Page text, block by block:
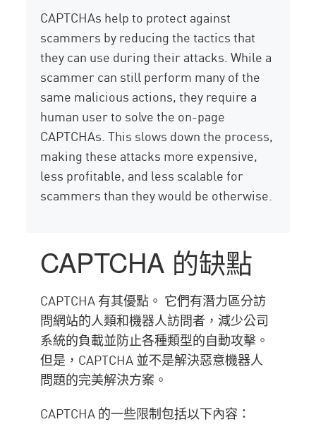
CAPTCHAs help to protect against
scammers by reducing the tactics that
they can use during their attacks. While a
scammer can still perform many of the
same malicious actions, they require a
human user to solve the on-page
CAPTCHAs. This slows down the process,
making these attacks more expensive,
less profitable, and less scalable for
scammers than they would be otherwise.
CAPTCHA 的缺點
CAPTCHA 有其優點。 它們有潛力區分訪
問網站的人類和機器人訪問者，減少公司
系統的負載並防止各種類型的自動攻擊。
但是，CAPTCHA 並不是解決惡意機器人
問題的完美解決方案。
CAPTCHA 的一些限制包括以下內容：